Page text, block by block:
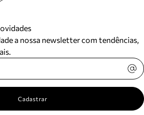
a nossa newsletter com tendências,
Cadastrar